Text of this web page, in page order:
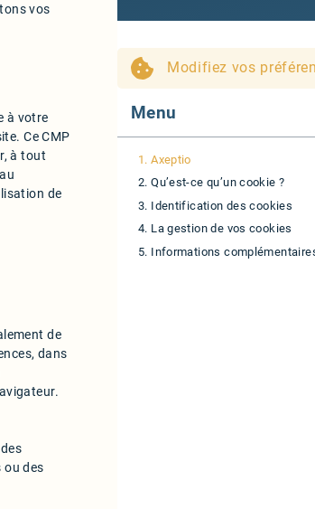
vos
à votre
Ce CMP
à tout
de
de
dans
des
Modifiez vos
Menu
1. Axeptio
2. Qu’est-ce qu’un cookie ?
3. Identification des cookies
4. La gestion de vos cookies
5. Informations